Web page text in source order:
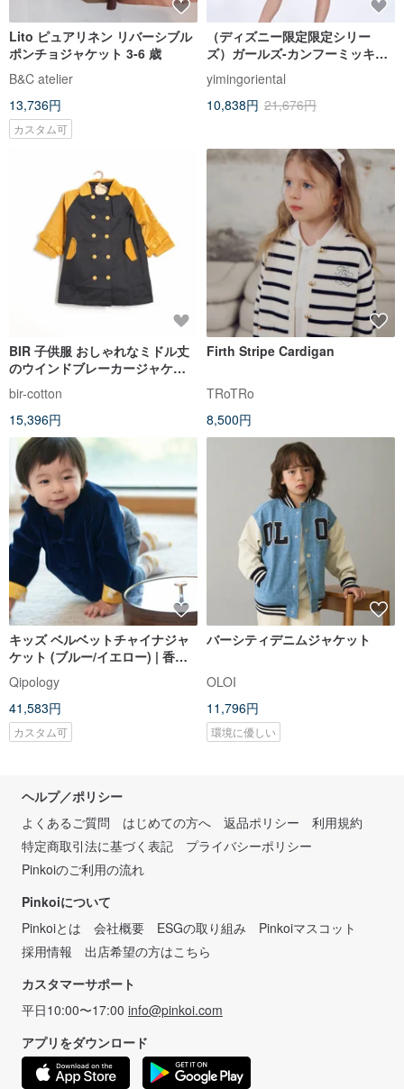
Lito ピュアリネン リバーシブル
ポンチョジャケット 3-6 歳
B&C atelier
13,736円
カスタム可
（ディズニー限定限定シリー
ズ）ガールズ-カンフーミッキー
コットンオリエンタルジャケッ
ト
yimingoriental
10,838円 21,676円
BIR 子供服 おしゃれなミドル丈
のウインドブレーカージャケッ
ト
bir-cotton
15,396円
Firth Stripe Cardigan
TRoTRo
8,500円
キッズ ベルベットチャイナジャ
ケット (ブルー/イエロー) | 香港
デザイン | カジュアル | クラシッ
ク | バイカラー | playful
Qipology
41,583円
カスタム可
バーシティデニムジャケット
OLOI
11,796円
環境に優しい
ヘルプ／ポリシー
よくあるご質問
はじめての方へ 返品ポリシー
利用規約
特定商取引法に基づく表記
プライバシーポリシー
Pinkoiのご利用の流れ
Pinkoiについて
Pinkoiとは
会社概要 ESGの取り組み
Pinkoiマスコット
採用情報
出店希望の方はこちら
カスタマーサポート
平日10:00〜17:00 info@pinkoi.com
アプリをダウンロード